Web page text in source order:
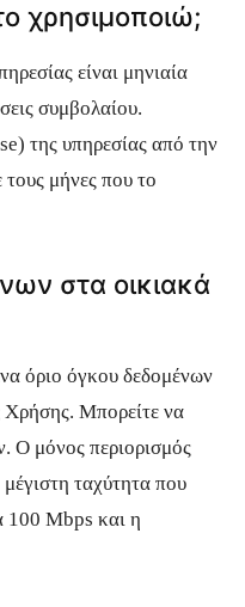
χρησιμοποιώ;
είναι μηνιαία
συμβολαίου.
της υπηρεσίας από την
μήνες που το
στα οικιακά
όριο όγκου δεδομένων
Μπορείτε να
Ο μόνος περιορισμός
ταχύτητα που
100 Mbps και η